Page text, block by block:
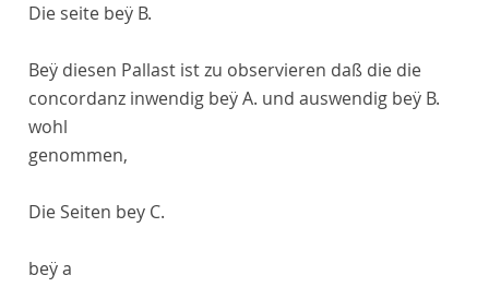
Die seite beÿ B.
Beÿ diesen Pallast ist zu observieren daß die die
concordanz inwendig beÿA. und auswendig beÿ B.
wohl
genommen,
Die Seiten bey C.
beÿa